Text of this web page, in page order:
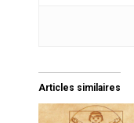
Articles similaires